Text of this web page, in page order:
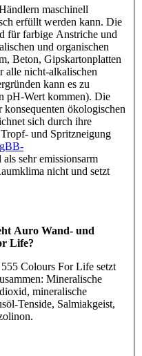
maschinell
erfüllt werden kann. Die
für farbige Anstriche und
und organischen
Beton, Gipskartonplatten
alle nicht-alkalischen
kann es zu
pH-Wert kommen). Die
ökologischen
sich durch ihre
und Spritzneigung
sehr emissionsarm
nicht und setzt
Auro Wand- und
Life?
Colours For Life setzt
Mineralische
mineralische
Tenside, Salmiakgeist,